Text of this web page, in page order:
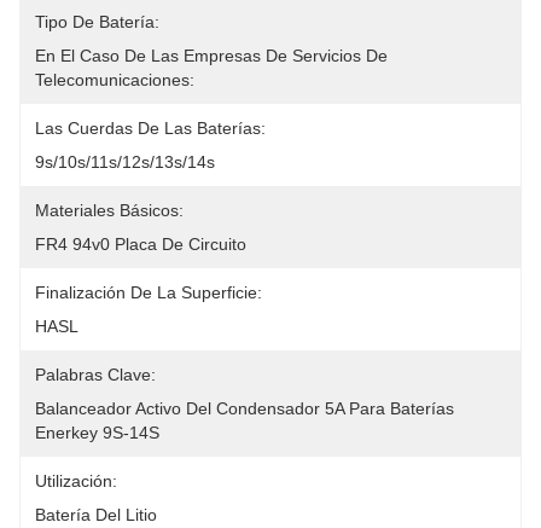
Tipo De Batería:
En El Caso De Las Empresas De Servicios De
Telecomunicaciones:
Las Cuerdas De Las Baterías:
9s/10s/11s/12s/13s/14s
Materiales Básicos:
FR4 94v0 Placa De Circuito
Finalización De La Superficie:
HASL
Palabras Clave:
Balanceador Activo Del Condensador 5A Para Baterías
Enerkey 9S-14S
Utilización:
Batería Del Litio